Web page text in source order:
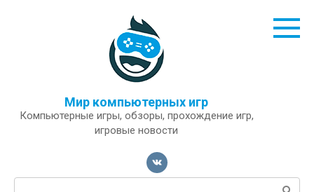
Мир компьютерных игр
Компьютерные игры, обзоры, прохождение игр,
игровые новости
Поиск: